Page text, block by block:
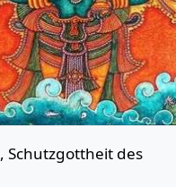
, Schutzgottheit des